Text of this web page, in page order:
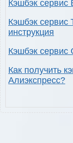
Кэшбэк сервис
Кэшбэк сервис
инструкция
Кэшбэк сервис
Как получить
Алиэкспресс?